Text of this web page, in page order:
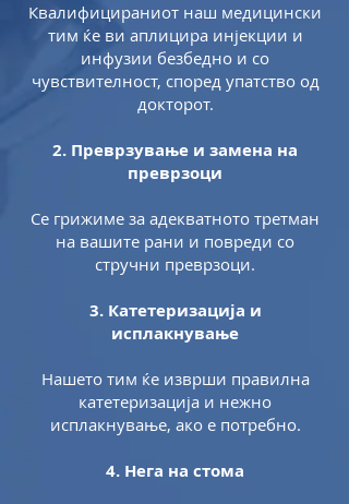
Квалифицираниот наш медицински
тим ќе ви аплицира инјекции и
инфузии безбедно и со
чувствителност, според упатство од
докторот.
2. Преврзување и замена на
преврзоци
Се грижиме за адекватното третман
на вашите рани и повреди со
стручни преврзоци.
3. Катетеризација и
исплакнување
Нашето тим ќе изврши правилна
катетеризација и нежно
исплакнување, ако е потребно.
4. Нега на стома